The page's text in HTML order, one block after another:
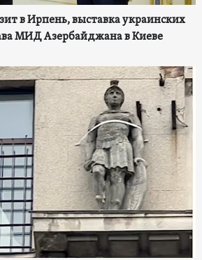
в Ирпень, выставка украинских
МИД Азербайджана в Киеве